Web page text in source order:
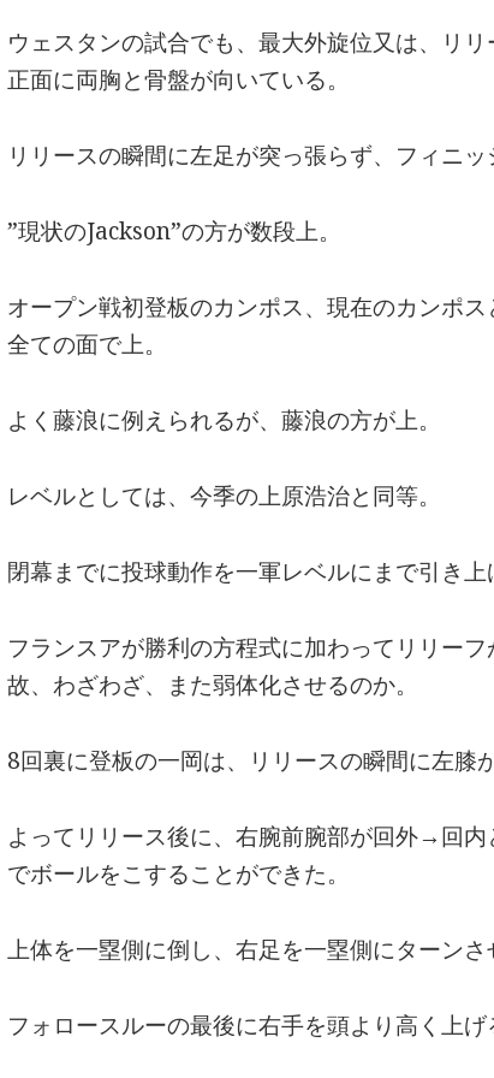
ウェスタンの試合でも、最大外旋位又は、リ
正面に両胸と骨盤が向いている。
リリースの瞬間に左足が突っ張らず、フィニッ
”現状のJackson”の方が数段上。
オープン戦初登板のカンポス、現在のカンポ
全ての面で上。
よく藤浪に例えられるが、藤浪の方が上。
レベルとしては、今季の上原浩治と同等。
閉幕までに投球動作を一軍レベルにまで引き上
フランスアが勝利の方程式に加わってリリー
故、わざわざ、また弱体化させるのか。
8回裏に登板の一岡は、リリースの瞬間に左膝
よってリリース後に、右腕前腕部が回外→回
でボールをこすることができた。
上体を一塁側に倒し、右足を一塁側にターンさ
フォロースルーの最後に右手を頭より高く上げ